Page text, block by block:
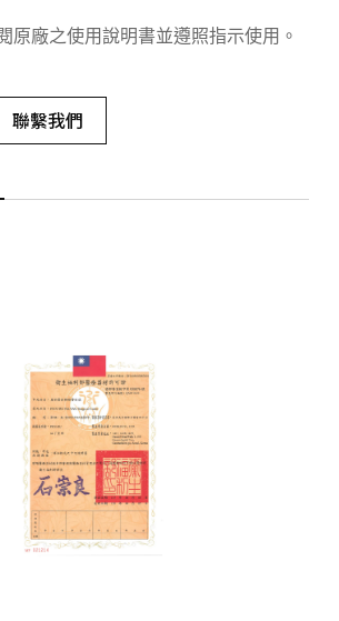
原廠之使用說明書並遵照指示使用。
聯繫我們